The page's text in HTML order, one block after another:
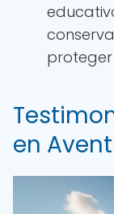
proteger
en